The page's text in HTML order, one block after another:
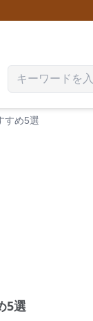
すめ5選
5選